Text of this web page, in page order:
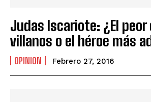
Judas Iscariote: ¿El peor
villanos o el héroe más
OPINION Febrero 27, 2016